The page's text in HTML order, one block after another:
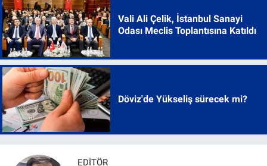
Vali Ali Çelik, İstanbul Sanayi
Odası Meclis Toplantısına Katıldı
Döviz'de Yükseliş sürecek mi?
EDITÖR